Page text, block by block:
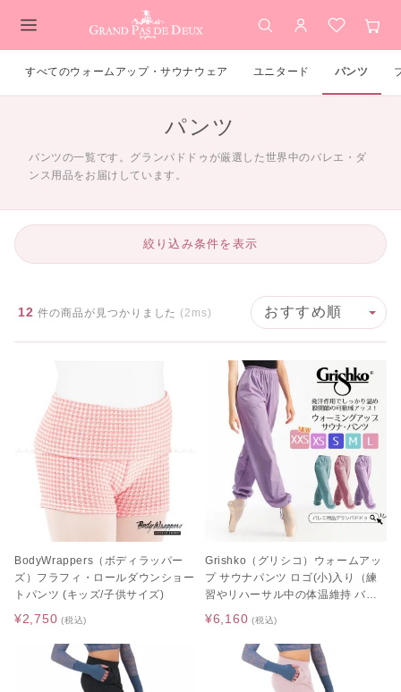
検索 アカウント
お気に入
カ
すべてのウォームアップ・サウナウェア ユニタード パンツ
パンツ
パンツの一覧です。グランパドドゥが厳選した世界中のバレエ・ダ
ンス用品をお届けしています。
絞り込み条件を表示
12 件の商品が見つかりました (2ms)
BodyWrappers（ボディラッパー
ズ）フラフィ・ロールダウンショー
トパンツ (キッズ/子供サイズ)
¥2,750 (税込)
Grishko（グリシコ）ウォームアッ
プ サウナパンツ ロゴ(小)入り（練
習やリハーサル中の体温維持 バレ
エウェア 大人サイズ ジュニアサイ
ズ ダスティピンク グレイピンク）
¥6,160 (税込)